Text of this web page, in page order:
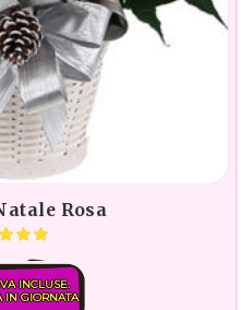
Rosa
INCLUSE.
IN GIORNATA